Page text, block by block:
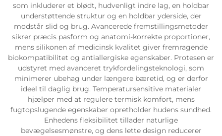
som inkluderer et blødt, hudvenligt indre lag, en holdbar
understøttende struktur og en holdbar yderside, der
modstår slid og brug. Avancerede fremstillingsmetoder
sikrer præcis pasform og anatomi-korrekte proportioner,
mens silikonen af medicinsk kvalitet giver fremragende
biokompatibilitet og antiallergiske egenskaber. Protesen er
udstyret med avanceret trykfordelingsteknologi, som
minimerer ubehag under længere bæretid, og er derfor
ideel til daglig brug. Temperatursensitive materialer
hjælper med at regulere termisk komfort, mens
fugtopslugende egenskaber opretholder hudens sundhed.
Enhedens fleksibilitet tillader naturlige
bevægelsesmønstre, og dens lette design reducerer